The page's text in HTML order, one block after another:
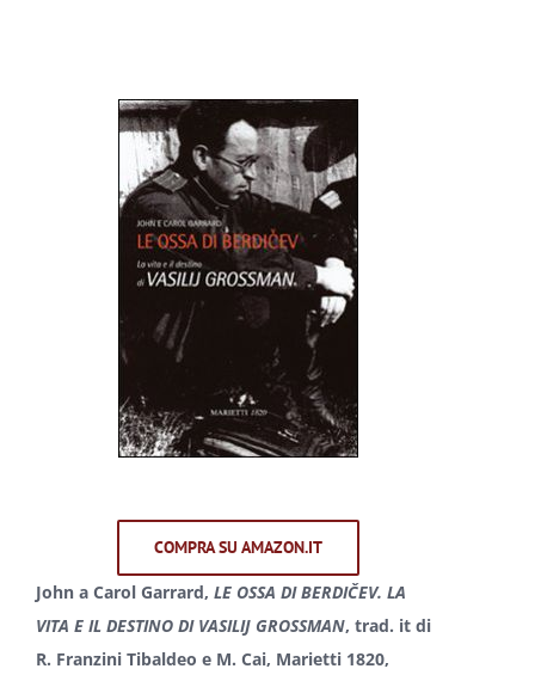
COMPRA SU AMAZON.IT
John a Carol Garrard, LE OSSA DI BERDIČEV. LA
VITA E IL DESTINO DI VASILIJ GROSSMAN, trad. it di
R. Franzini Tibaldeo e M. Cai, Marietti 1820,